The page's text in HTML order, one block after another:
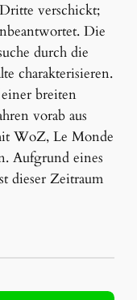
verschickt;
Die
durch die
charakterisieren.
breiten
vorab aus
WoZ, Le Monde
Aufgrund eines
dieser Zeitraum